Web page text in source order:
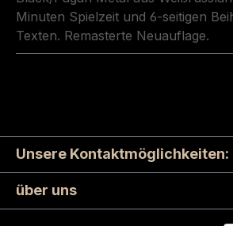
Minuten Spielzeit und 6-seitigen
Texten. Remasterte Neuauflage.
Unsere Kontaktmöglichkeiten:
über uns